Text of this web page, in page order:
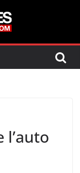
l’auto